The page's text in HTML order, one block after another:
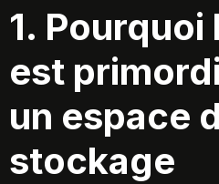
1.
est
un espace
stockage